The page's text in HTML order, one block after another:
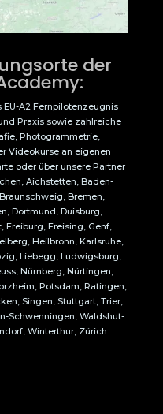
der
A2 Fernpilotenzeugnis
Praxis sowie zahlreiche
Photogrammetrie,
Videokurse an eigenen
oder über unsere Partner
Aichstetten, Baden-
Bremen,
Dortmund, Duisburg,
Freiburg, Freising, Genf,
Heilbronn, Karlsruhe,
Liebegg, Ludwigsburg,
Nürnberg, Nürtingen,
Potsdam, Ratingen,
Singen, Stuttgart, Trier,
Schwenningen, Waldshut-
Winterthur, Zürich